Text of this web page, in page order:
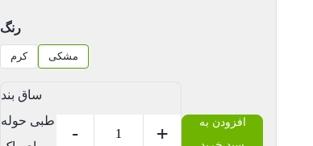
رنگ
کرم مشکی
ساق بند
طبی حوله
- +
افزودن به